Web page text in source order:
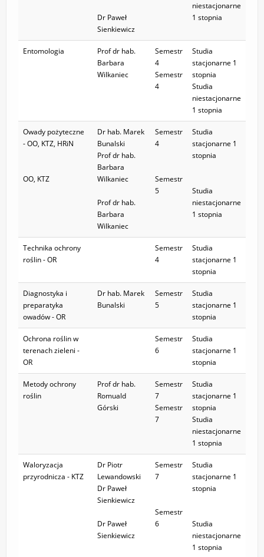
Dr Paweł
Sienkiewicz
niestacjonarne
1 stopnia
Entomologia
Prof dr hab.
Barbara
Wilkaniec
Semestr
4
Semestr
4
Studia
stacjonarne 1
stopnia
Studia
niestacjonarne
1 stopnia
Owady pożyteczne
- OO, KTZ, HRiN
OO, KTZ
Dr hab. Marek
Bunalski
Prof dr hab.
Barbara
Wilkaniec
Prof dr hab.
Barbara
Wilkaniec
Semestr
4
Semestr
5
Studia
stacjonarne 1
stopnia
Studia
niestacjonarne
1 stopnia
Technika ochrony
roślin - OR
Semestr
4
Studia
stacjonarne 1
stopnia
Diagnostyka i
preparatyka
owadów - OR
Dr hab. Marek
Bunalski
Semestr
5
Studia
stacjonarne 1
stopnia
Ochrona roślin w
terenach zieleni -
OR
Semestr
6
Studia
stacjonarne 1
stopnia
Metody ochrony
roślin
Prof dr hab.
Romuald
Górski
Semestr
7
Semestr
7
Studia
stacjonarne 1
stopnia
Studia
niestacjonarne
1 stopnia
Waloryzacja
przyrodnicza - KTZ
Dr Piotr
Lewandowski
Dr Paweł
Sienkiewicz
Dr Paweł
Sienkiewicz
Semestr
7
Semestr
6
Studia
stacjonarne 1
stopnia
Studia
niestacjonarne
1 stopnia